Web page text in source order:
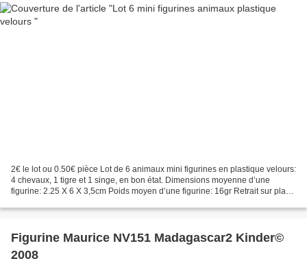
2€ le lot ou 0.50€ pièce Lot de 6 animaux mini figurines en plastique velours:
4 chevaux, 1 tigre et 1 singe, en bon état. Dimensions moyenne d’une
figurine: 2.25 X 6 X 3,5cm Poids moyen d’une figurine: 16gr Retrait sur place
Figurine Maurice NV151 Madagascar2 Kinder©
2008